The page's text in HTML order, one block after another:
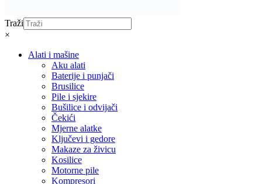
Traži
×
Alati i mašine
Aku alati
Baterije i punjači
Brusilice
Pile i sjekire
Bušilice i odvijači
Čekići
Mjerne alatke
Ključevi i gedore
Makaze za živicu
Kosilice
Motorne pile
Kompresori